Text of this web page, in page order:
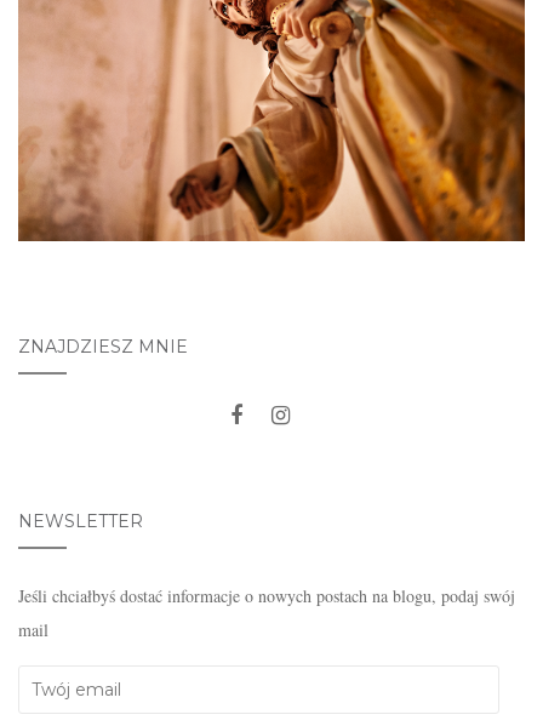
ZNAJDZIESZ MNIE
NEWSLETTER
Jeśli chciałbyś dostać informacje o nowych postach na blogu, podaj swój
mail
Twój